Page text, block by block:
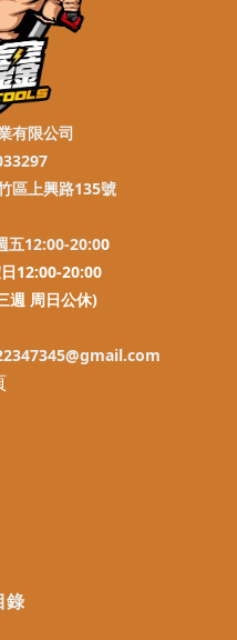
有限公司
區上興路135號
五12:00-20:00
12:00-20:00
週 周日公休)
錄